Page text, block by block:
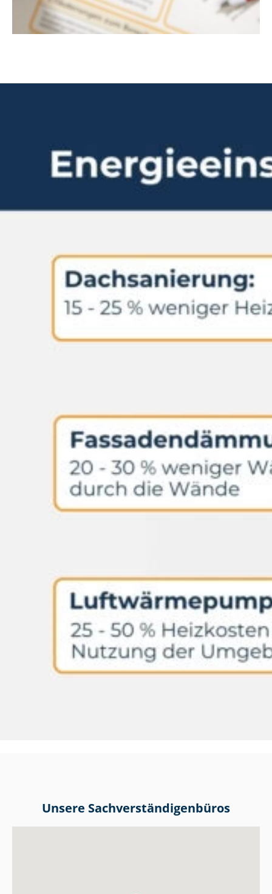
Unsere Sach­ver­stän­di­gen­bü­ros